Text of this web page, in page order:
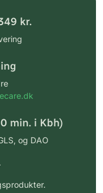
kr.
min. i Kbh)
og DAO